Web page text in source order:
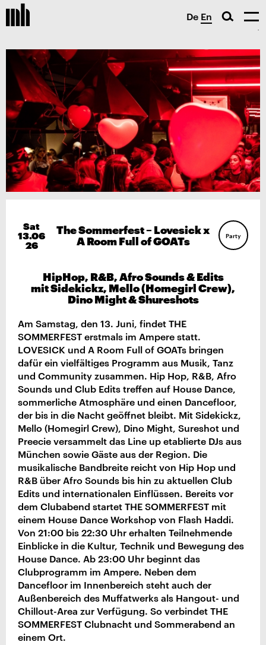
De En
Sat
13.06
26
The Sommerfest – Lovesick x
A Room Full of GOATs Party
HipHop, R&B, Afro Sounds & Edits
mit Sidekickz, Mello (Homegirl Crew),
Dino Might & Shureshots
Am Samstag, den 13. Juni, findet THE
SOMMERFEST erstmals im Ampere statt.
LOVESICK und A Room Full of GOATs bringen
dafür ein vielfältiges Programm aus Musik, Tanz
und Community zusammen. Hip Hop, R&B, Afro
Sounds und Club Edits treffen auf House Dance,
sommerliche Atmosphäre und einen Dancefloor,
der bis in die Nacht geöffnet bleibt. Mit Sidekickz,
Mello (Homegirl Crew), Dino Might, Sureshot und
Preecie versammelt das Line up etablierte DJs aus
München sowie Gäste aus der Region. Die
musikalische Bandbreite reicht von Hip Hop und
R&B über Afro Sounds bis hin zu aktuellen Club
Edits und internationalen Einflüssen. Bereits vor
dem Clubabend startet THE SOMMERFEST mit
einem House Dance Workshop von Flash Haddi.
Von 21:00 bis 22:30 Uhr erhalten Teilnehmende
Einblicke in die Kultur, Technik und Bewegung des
House Dance. Ab 23:00 Uhr beginnt das
Clubprogramm im Ampere. Neben dem
Dancefloor im Innenbereich steht auch der
Außenbereich des Muffatwerks als Hangout- und
Chillout-Area zur Verfügung. So verbindet THE
SOMMERFEST Clubnacht und Sommerabend an
einem Ort.